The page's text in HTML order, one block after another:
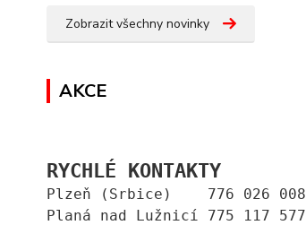
Zobrazit všechny novinky
AKCE
RYCHLÉ KONTAKTY
Plzeň (Srbice)    776 026 008
Planá nad Lužnicí 775 117 577